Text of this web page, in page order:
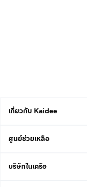
เกี่ยวกับ Kaidee
ศูนย์ช่วยเหลือ
บริษัทในเครือ